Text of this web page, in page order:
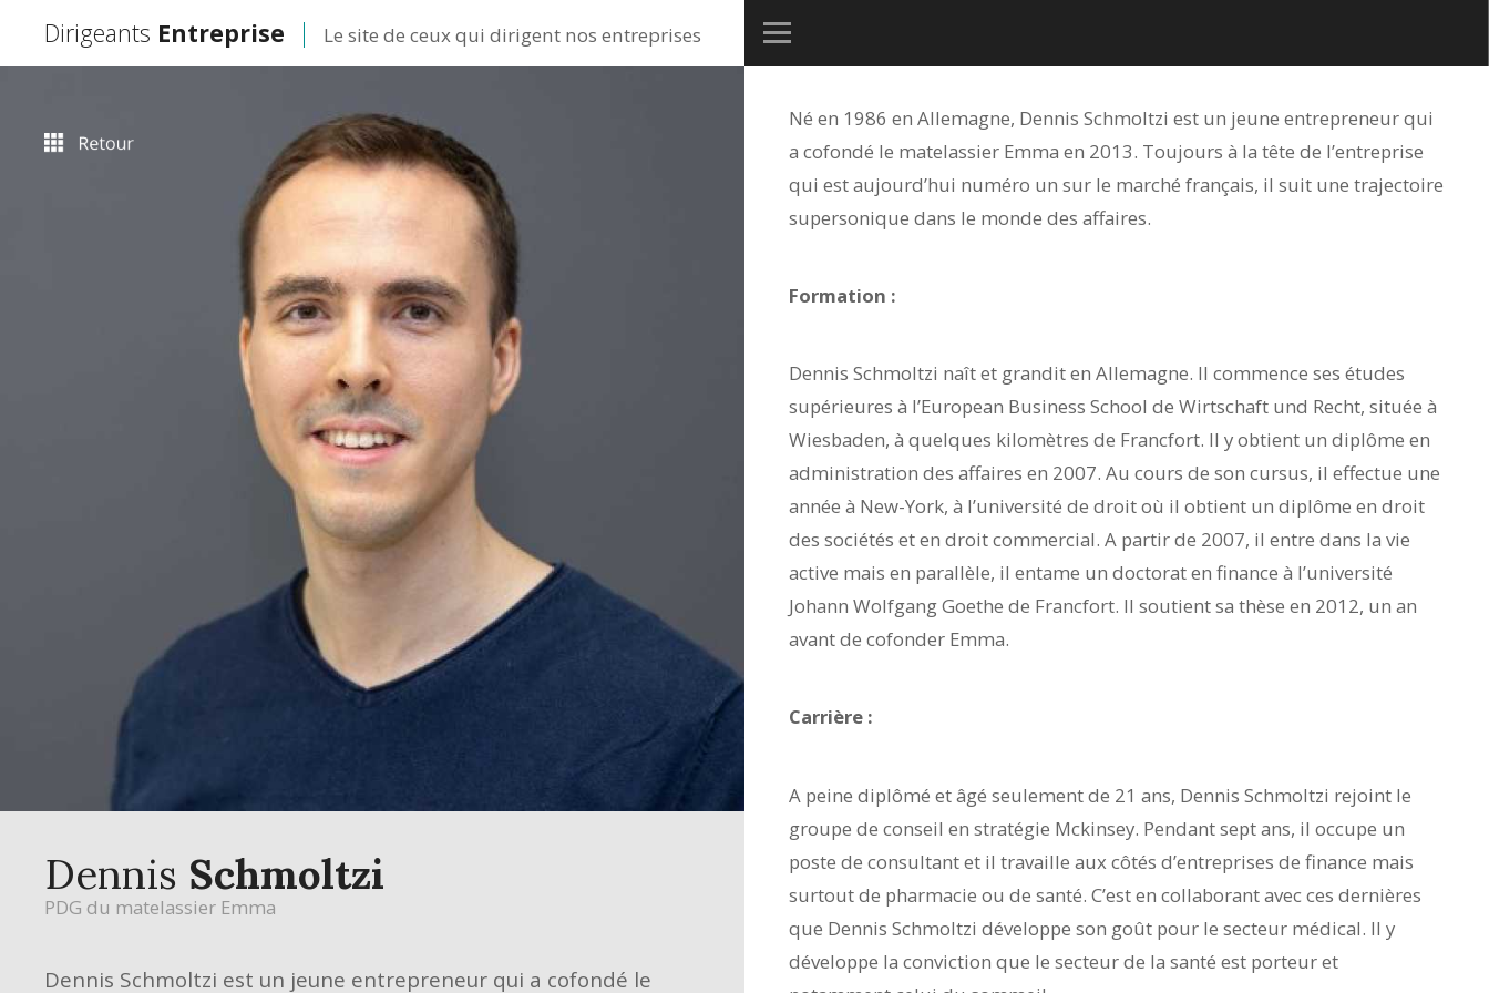
Dirigeants Entreprise Le site de ceux qui dirigent nos entreprises
Dennis Schmoltzi
PDG du matelassier Emma
Dennis Schmoltzi est un jeune entrepreneur qui a cofondé le
Né en 1986 en Allemagne, Dennis Schmoltzi est un jeune entrepreneur qui
a cofondé le matelassier Emma en 2013. Toujours à la tête de l’entreprise
qui est aujourd’hui numéro un sur le marché français, il suit une trajectoire
supersonique dans le monde des affaires.
Formation :
Dennis Schmoltzi naît et grandit en Allemagne. Il commence ses études
supérieures à l’European Business School de Wirtschaft und Recht, située à
Wiesbaden, à quelques kilomètres de Francfort. Il y obtient un diplôme en
administration des affaires en 2007. Au cours de son cursus, il effectue une
année à New-York, à l’université de droit où il obtient un diplôme en droit
des sociétés et en droit commercial. A partir de 2007, il entre dans la vie
active mais en parallèle, il entame un doctorat en finance à l’université
Johann Wolfgang Goethe de Francfort. Il soutient sa thèse en 2012, un an
avant de cofonder Emma.
Carrière :
A peine diplômé et âgé seulement de 21 ans, Dennis Schmoltzi rejoint le
groupe de conseil en stratégie Mckinsey. Pendant sept ans, il occupe un
poste de consultant et il travaille aux côtés d’entreprises de finance mais
surtout de pharmacie ou de santé. C’est en collaborant avec ces dernières
que Dennis Schmoltzi développe son goût pour le secteur médical. Il y
développe la conviction que le secteur de la santé est porteur et